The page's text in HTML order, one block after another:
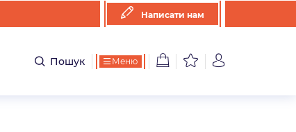
Написати нам
Пошук Меню